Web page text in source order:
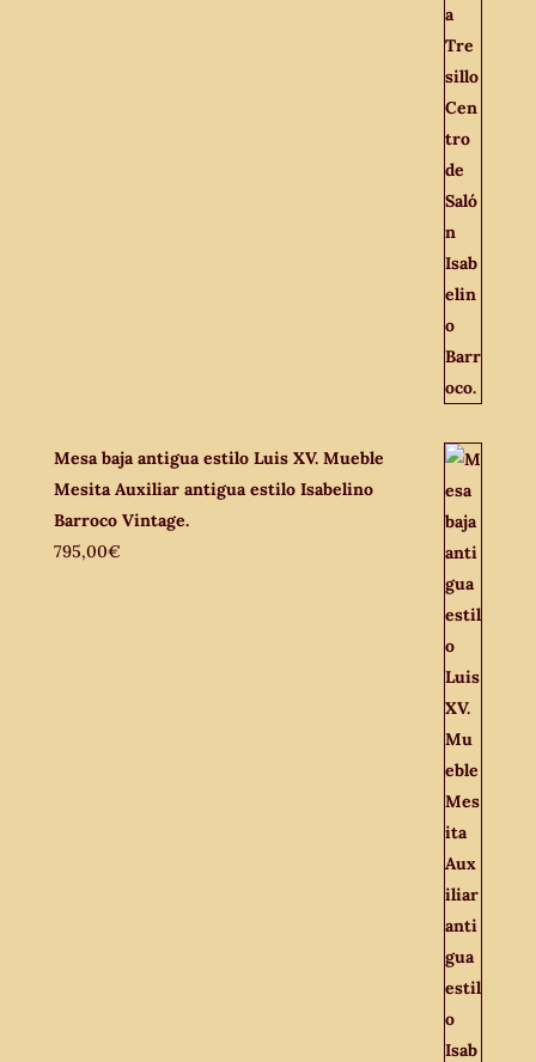
Mesa baja antigua estilo Luis XV. Mueble
Mesita Auxiliar antigua estilo Isabelino
Barroco Vintage.
795,00€